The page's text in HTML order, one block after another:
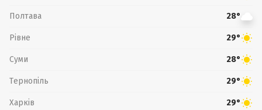
Полтава 28°
Рівне 29°
Суми 28°
Тернопіль 29°
Харків 29°